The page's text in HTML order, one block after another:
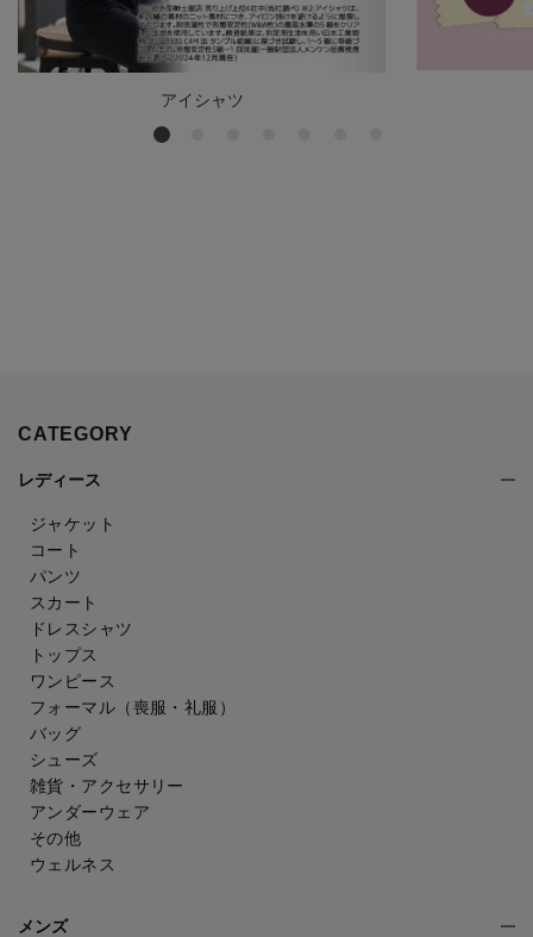
アイシャツ
CATEGORY
レディース
ジャケット
コート
パンツ
スカート
ドレスシャツ
トップス
ワンピース
フォーマル（喪服・礼服）
バッグ
シューズ
雑貨・アクセサリー
アンダーウェア
その他
ウェルネス
メンズ